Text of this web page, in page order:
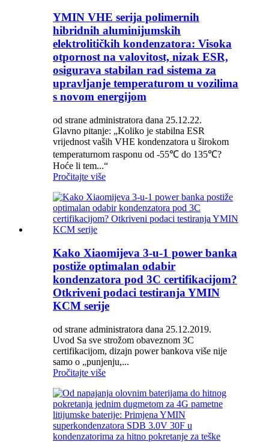
YMIN VHE serija polimernih
hibridnih aluminijumskih
elektrolitičkih kondenzatora: Visoka
otpornost na valovitost, nizak ESR,
osigurava stabilan rad sistema za
upravljanje temperaturom u vozilima
s novom energijom
od strane administratora dana 25.12.22.
Glavno pitanje: „Koliko je stabilna ESR
vrijednost vaših VHE kondenzatora u širokom
temperaturnom rasponu od -55℃ do 135℃?
Hoće li tem...“
Pročitajte više
Kako Xiaomijeva 3-u-1 power banka
postiže optimalan odabir
kondenzatora pod 3C certifikacijom?
Otkriveni podaci testiranja YMIN
KCM serije
od strane administratora dana 25.12.2019.
Uvod Sa sve strožom obaveznom 3C
certifikacijom, dizajn power bankova više nije
samo o „punjenju,...
Pročitajte više